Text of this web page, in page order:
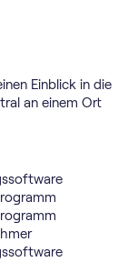
Einblick in die
an einem Ort